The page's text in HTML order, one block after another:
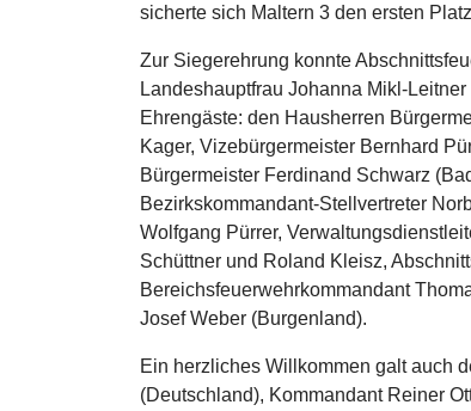
sicherte sich Maltern 3 den ersten
Zur Siegerehrung konnte
Landeshauptfrau Johanna Mikl-
Ehrengäste: den Hausherren
Kager, Vizebürgermeister Bernhard
Bürgermeister Ferdinand Schwarz
Bezirkskommandant-Stellvertreter
Wolfgang Pürrer,
Schüttner und Roland Kleisz,
Bereichsfeuerwehrkommandant
Josef Weber (Burgenland).
Ein herzliches Willkommen galt auch
(Deutschland), Kommandant Reiner